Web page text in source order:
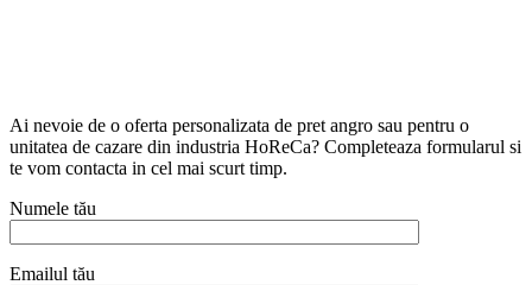
Ai nevoie de o oferta personalizata de pret angro sau pentru o
unitatea de cazare din industria HoReCa? Completeaza formularul si
te vom contacta in cel mai scurt timp.
Numele tău
Emailul tău